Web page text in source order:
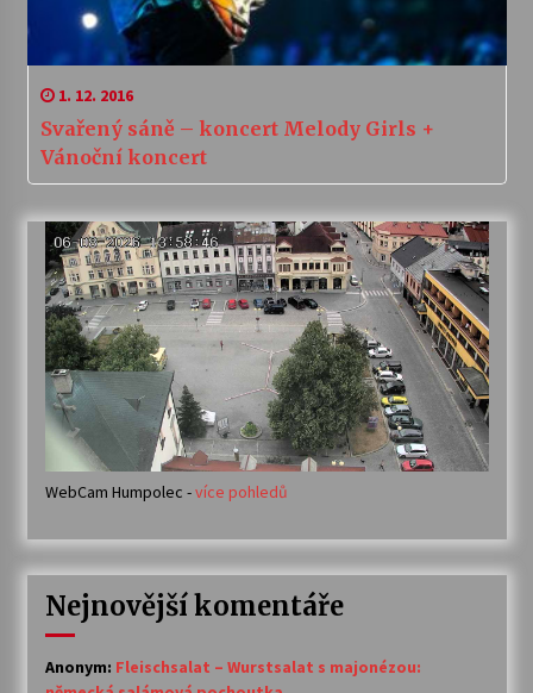
1. 12. 2016
Svařený sáně – koncert Melody Girls +
Vánoční koncert
WebCam Humpolec -více pohledů
Nejnovější komentáře
Anonym: Fleischsalat – Wurstsalat s majonézou: